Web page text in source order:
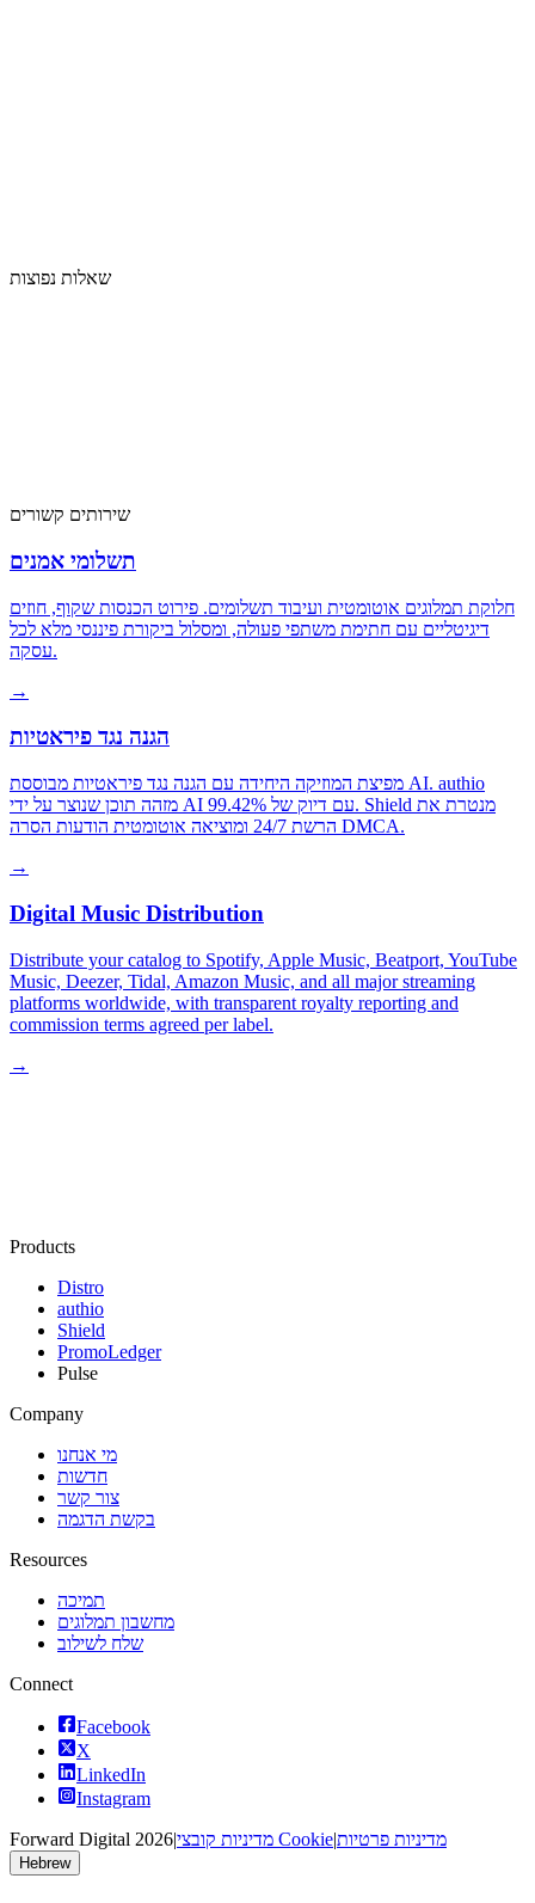
שאלות נפוצות
שירותים קשורים
תשלומי אמנים
חלוקת תמלוגים אוטומטית ועיבוד תשלומים. פירוט הכנסות שקוף, חוזים
דיגיטליים עם חתימת משתפי פעולה, ומסלול ביקורת פיננסי מלא לכל
עסקה.
→
הגנה נגד פיראטיות
מפיצת המוזיקה היחידה עם הגנה נגד פיראטיות מבוססת AI. authio
מזהה תוכן שנוצר על ידי AI עם דיוק של 99.42%. Shield מנטרת את
הרשת 24/7 ומוציאה אוטומטית הודעות הסרה DMCA.
→
Digital Music Distribution
Distribute your catalog to Spotify, Apple Music, Beatport, YouTube
Music, Deezer, Tidal, Amazon Music, and all major streaming
platforms worldwide, with transparent royalty reporting and
commission terms agreed per label.
→
Products
Distro
authio
Shield
PromoLedger
Pulse
Company
מי אנחנו
חדשות
צור קשר
בקשת הדגמה
Resources
תמיכה
מחשבון תמלוגים
שלח לשילוב
Connect
Facebook
X
LinkedIn
Instagram
Forward Digital 2026| מדיניות קובצי Cookie|מדיניות פרטיות
Hebrew